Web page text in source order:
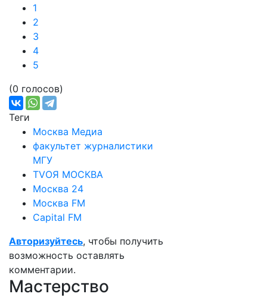
1
2
3
4
5
(0 голосов)
Теги
Москва Медиа
факультет журналистики
МГУ
TVОЯ МОСКВА
Москва 24
Москва FM
Capital FM
Авторизуйтесь, чтобы получить
возможность оставлять
комментарии.
Мастерство